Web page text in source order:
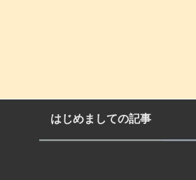
はじめましての記事